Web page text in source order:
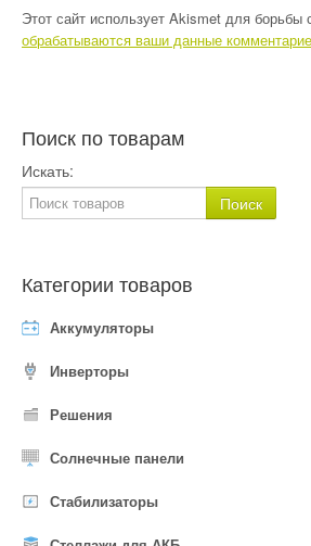
Этот сайт использует Akismet для борьбы
обрабатываются ваши данные
Поиск по товарам
Искать:
Категории товаров
Аккумуляторы
Инверторы
Решения
Солнечные панели
Стабилизаторы